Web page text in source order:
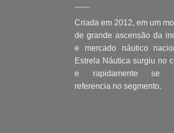
Criada em 2012, em um
de grande ascensão da
e mercado náutico
Estrela Náutica surgiu no
e rapidamente se
referencia no segmento.